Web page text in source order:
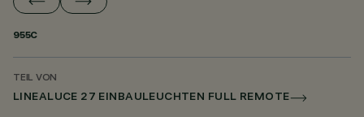
955C
TEIL VON
LINEALUCE 27 EINBAULEUCHTEN FULL REMOTE